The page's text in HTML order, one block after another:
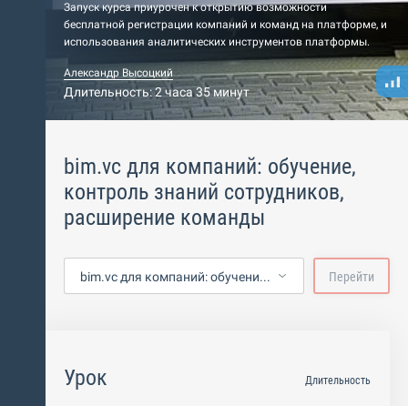
Запуск курса приурочен к открытию возможности
бесплатной регистрации компаний и команд на платформе, и
использования аналитических инструментов платформы.
Александр Высоцкий
Длительность: 2 часа 35 минут
bim.vc для компаний: обучение,
контроль знаний сотрудников,
расширение команды
bim.vc для компаний: обучение, контроль знаний сотрудников, расширение команды Перейти
Урок Длительность